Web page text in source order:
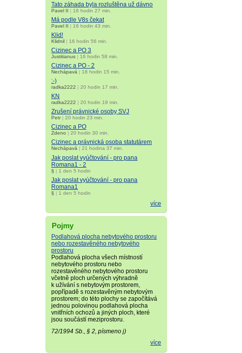
Tato záhada byla rozluštěna už dávno
Pavel II | 16 hodin 27 min.
Má podle V8s čekat
Pavel II | 16 hodin 43 min.
Klid!
Klidnil | 16 hodin 56 min.
Cizinec a PO 3
Justitianus | 16 hodin 58 min.
Cizinec a PO - 2
Nechápavá | 18 hodin 15 min.
:-)
radka2222 |20 hodin 17 min.
KN
radka2222 |20 hodin 19 min.
Zrušení právnické osoby SVJ
Petr|20 hodin 23 min.
Cizinec a PO
Zdeno |20 hodin 30 min.
Cizinec a právnická osoba statutárem
Nechápavá |21 hodina 37 min.
Jak poslat vyúčtování - pro pana
Romana1 - 2
§ | 1 den 5 hodin
Jak poslat vyúčtování - pro pana
Romana1
§ | 1 den 5 hodin
více
Pojmy
Podlahová plocha nebytového prostoru
nebo rozestavěného nebytového
prostoru
Podlahová plocha všech místností
nebytového prostoru nebo
rozestavěného nebytového prostoru
včetně ploch určených výhradně
k užívání s nebytovým prostorem,
popřípadě s rozestavěným nebytovým
prostorem; do této plochy se započítává
jednou polovinou podlahová plocha
vnitřních ochozů a jiných ploch, které
jsou součástí meziprostoru.
72/1994 Sb., § 2, písmeno j)
více